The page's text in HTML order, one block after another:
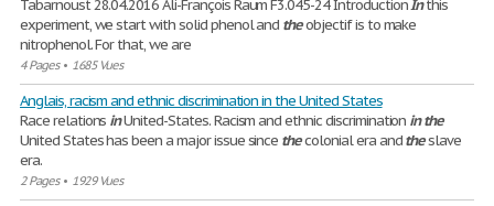
Tabarnoust 28.04.2016 Ali-François Raum F3.045-24 IntroductionInthis
experiment, we start with solid phenol and theobjectif is to make
nitrophenol. For that, we are
4 Pages• 1685 Vues
Anglais, racism and ethnic discrimination in the United States
Race relations inUnited-States. Racism and ethnic discrimination in the
United States has been a major issue since thecolonial era andtheslave
era.
2 Pages• 1929 Vues